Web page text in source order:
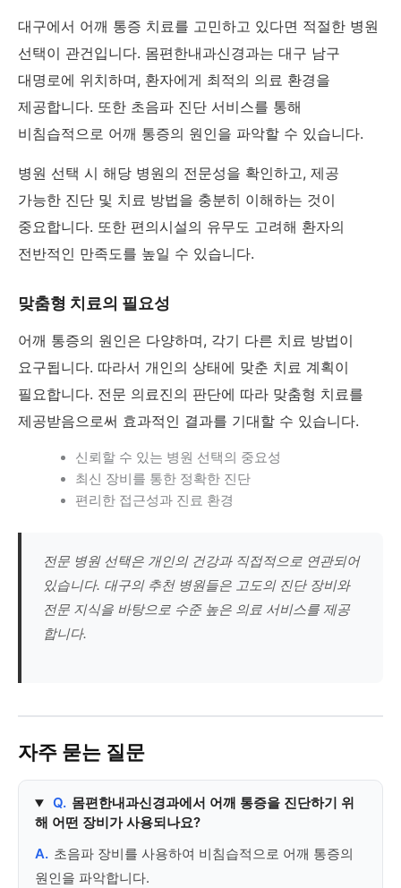
대구에서 어깨 통증 치료를 고민하고 있다면 적절한 병원
선택이 관건입니다. 몸편한내과신경과는 대구 남구
대명로에 위치하며, 환자에게 최적의 의료 환경을
제공합니다. 또한 초음파 진단 서비스를 통해
비침습적으로 어깨 통증의 원인을 파악할 수 있습니다.
병원 선택 시 해당 병원의 전문성을 확인하고, 제공
가능한 진단 및 치료 방법을 충분히 이해하는 것이
중요합니다. 또한 편의시설의 유무도 고려해 환자의
전반적인 만족도를 높일 수 있습니다.
맞춤형 치료의 필요성
어깨 통증의 원인은 다양하며, 각기 다른 치료 방법이
요구됩니다. 따라서 개인의 상태에 맞춘 치료 계획이
필요합니다. 전문 의료진의 판단에 따라 맞춤형 치료를
제공받음으로써 효과적인 결과를 기대할 수 있습니다.
신뢰할 수 있는 병원 선택의 중요성
최신 장비를 통한 정확한 진단
편리한 접근성과 진료 환경
전문 병원 선택은 개인의 건강과 직접적으로 연관되어
있습니다. 대구의 추천 병원들은 고도의 진단 장비와
전문 지식을 바탕으로 수준 높은 의료 서비스를 제공
합니다.
자주 묻는 질문
Q. 몸편한내과신경과에서 어깨 통증을 진단하기 위
해 어떤 장비가 사용되나요?
A. 초음파 장비를 사용하여 비침습적으로 어깨 통증의
원인을 파악합니다.